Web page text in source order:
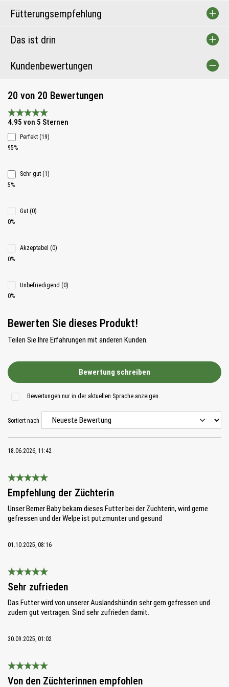
Fütterungsempfehlung
Das ist drin
Kundenbewertungen
20 von 20 Bewertungen
Durchschnittliche Bewertung 4.9 von 5 Sternen
4.95 von 5 Sternen
Perfekt (19)
95%
Sehr gut (1)
5%
Gut (0)
0%
Akzeptabel (0)
0%
Unbefriedigend (0)
0%
Bewerten Sie dieses Produkt!
Teilen Sie Ihre Erfahrungen mit anderen Kunden.
Bewertung schreiben
Bewertungen nur in der aktuellen Sprache anzeigen.
Sortiert nach
18.06.2026, 11:42
Bewertung mit 5 von 5 Sternen
Empfehlung der Züchterin
Unser Berner Baby bekam dieses Futter bei der Züchterin, wird gerne
gefressen und der Welpe ist putzmunter und gesund
01.10.2025, 08:16
Bewertung mit 5 von 5 Sternen
Sehr zufrieden
Das Futter wird von unserer Auslandshündin sehr gern gefressen und
zudem gut vertragen. Sind sehr zufrieden damit.
30.09.2025, 01:02
Von den Züchterinnen empfohlen